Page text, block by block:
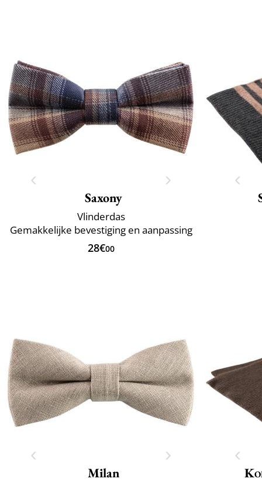
Saxony
Vlinderdas
Gemakkelijke bevestiging en aanpassing
28€00
Milan